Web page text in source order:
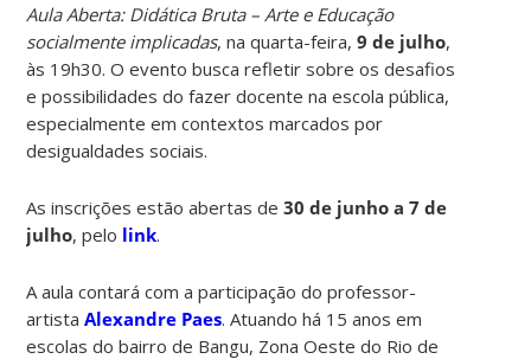
Aula Aberta: Didática Bruta – Arte e Educação
socialmente implicadas, na quarta-feira,9 de julho,
às 19h30. O evento busca refletir sobre os desafios
e possibilidades do fazer docente na escola pública,
especialmente em contextos marcados por
desigualdades sociais.
As inscrições estão abertas de30 de junho a 7 de
julho, pelo link.
A aula contará com a participação do professor-
artistaAlexandre Paes. Atuando há 15 anos em
escolas do bairro de Bangu, Zona Oeste do Rio de